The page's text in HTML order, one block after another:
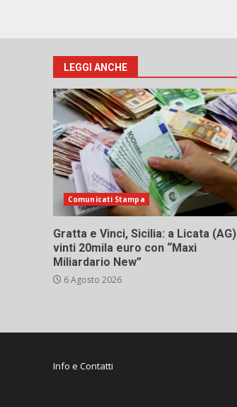
LEGGI ANCHE
Comunicati Stampa
Gratta e Vinci, Sicilia: a Licata (AG)
vinti 20mila euro con “Maxi
Miliardario New”
6 Agosto 2026
Info e Contatti